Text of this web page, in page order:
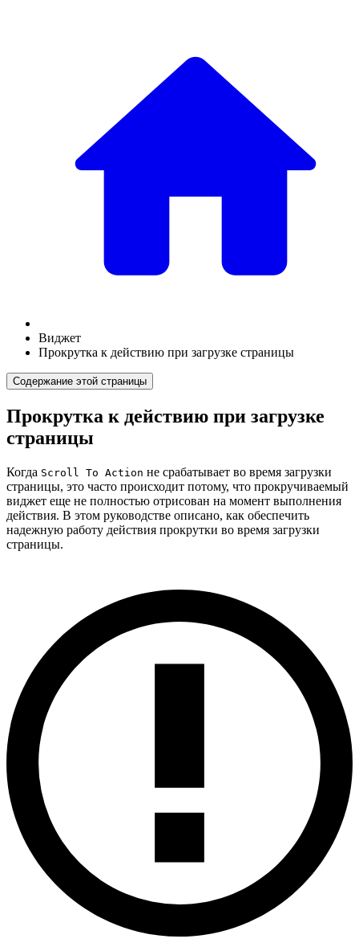
Виджет
Прокрутка к действию при загрузке страницы
Содержание этой страницы
Прокрутка к действию при загрузке
страницы
Когда Scroll To Action не срабатывает во время загрузки
страницы, это часто происходит потому, что прокручиваемый
виджет еще не полностью отрисован на момент выполнения
действия. В этом руководстве описано, как обеспечить
надежную работу действия прокрутки во время загрузки
страницы.